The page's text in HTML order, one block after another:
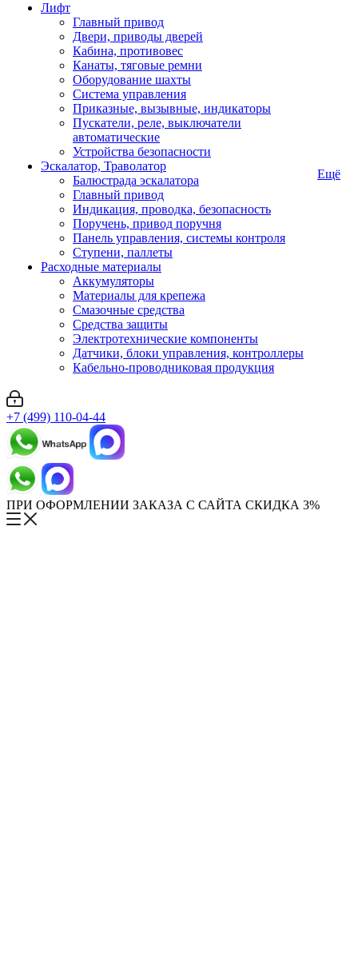
Лифт
Главный привод
Двери, приводы дверей
Кабина, противовес
Канаты, тяговые ремни
Оборудование шахты
Система управления
Приказные, вызывные, индикаторы
Пускатели, реле, выключатели
автоматические
Устройства безопасности
Эскалатор, Траволатор
Балюстрада эскалатора
Главный привод
Индикация, проводка, безопасность
Поручень, привод поручня
Панель управления, системы контроля
Ступени, паллеты
Расходные материалы
Аккумуляторы
Материалы для крепежа
Смазочные средства
Средства защиты
Электротехнические компоненты
Датчики, блоки управления, контроллеры
Кабельно-проводниковая продукция
Ещё
+7 (499) 110-04-44
ПРИ ОФОРМЛЕНИИ ЗАКАЗА С САЙТА СКИДКА 3%